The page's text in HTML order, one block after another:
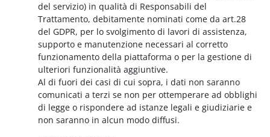
del servizio) in qualità di Responsabili del
Trattamento, debitamente nominati come da art.28
del GDPR, per lo svolgimento di lavori di assistenza,
supporto e manutenzione necessari al corretto
funzionamento della piattaforma o per la gestione di
ulteriori funzionalità aggiuntive.
Al di fuori dei casi di cui sopra, i dati non saranno
comunicati a terzi se non per ottemperare ad obblighi
di legge o rispondere ad istanze legali e giudiziarie e
non saranno in alcun modo diffusi.